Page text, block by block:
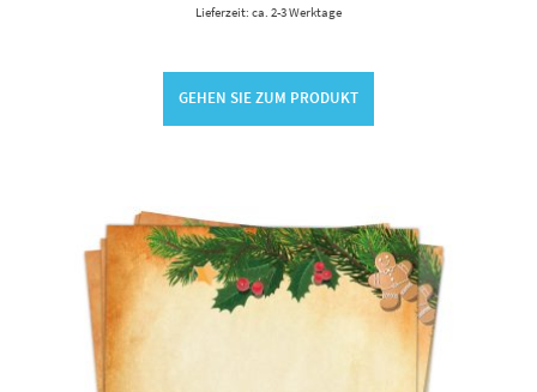
Lieferzeit: ca. 2-3 Werktage
GEHEN SIE ZUM PRODUKT